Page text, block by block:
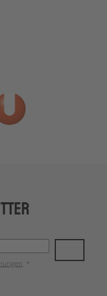
. *